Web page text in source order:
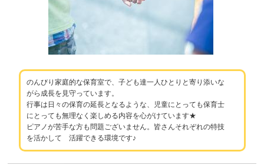
のんびり家庭的な保育室で、子ども達一人ひとりと寄り添いな
がら成長を見守っています。
行事は日々の保育の延長となるような、児童にとっても保育士
にとっても無理なく楽しめる内容を心がけています★
ピアノが苦手な方も問題ございません。皆さんそれぞれの特技
を活かして 活躍できる環境です♪